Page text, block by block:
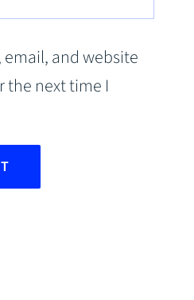
email, and website
the next time I